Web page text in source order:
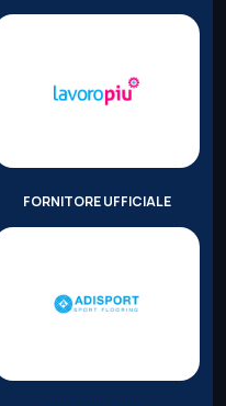
FORNITORE UFFICIALE